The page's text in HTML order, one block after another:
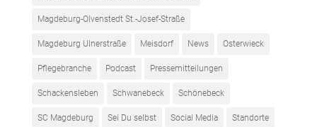
Magdeburg-Olvenstedt St.-Josef-Straße
Magdeburg Ulnerstraße Meisdorf News Osterwieck
Pflegebranche Podcast Pressemitteilungen
Schackensleben Schwanebeck Schönebeck
SC Magdeburg Sei Du selbst Social Media Standorte